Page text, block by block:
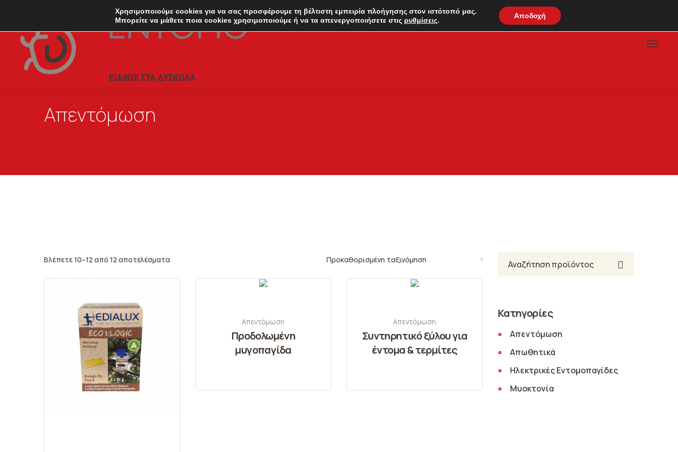
Απεντόμωση
Βλέπετε 10–12 από 12 αποτελέσματα
Απεντόμωση
Προδολωμένη
μυγοπαγίδα
Απεντόμωση
Συντηρητικό ξύλου για
έντομα & τερμίτες
Αναζήτηση
Κατηγορίες
Απεντόμωση
Απωθητικά
Ηλεκτρικές Εντομοπαγίδες
Μυοκτονία
Χρησιμοποιούμε cookies για να σας προσφέρουμε τη βέλτιστη εμπειρία πλοήγησης στον ιστότοπό μας.
Μπορείτε να μάθετε ποια cookies χρησιμοποιούμε ή να τα απενεργοποιήσετε στις ρυθμίσεις.
Αποδοχή